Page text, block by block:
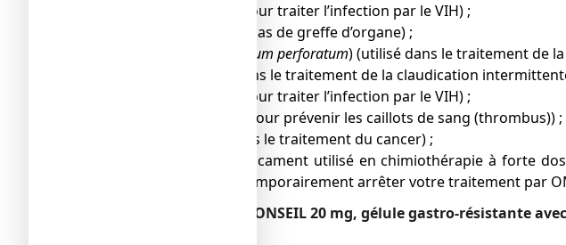
● atazanavir (utilisé pour traiter l’infection par le VIH) ;
● tacrolimus (dans le cas de greffe d’organe) ;
Hypericum perforatum) (utilisé dans le traitement de
● cilostazol (utilisé dans le traitement de la claudication
● saquinavir (utilisé pour traiter l’infection par le VIH) ;
● clopidogrel (utilisé pour prévenir les caillots de sang (thrombus)) ;
● erlotinib (utilisé dans le traitement du cancer) ;
● méthotrexate (médicament utilisé en chimiothérapie à forte
votre médecin peut temporairement arrêter votre traitement par
OMEPRAZOLE ARROW CONSEIL 20 mg, gélule gastro-résistante